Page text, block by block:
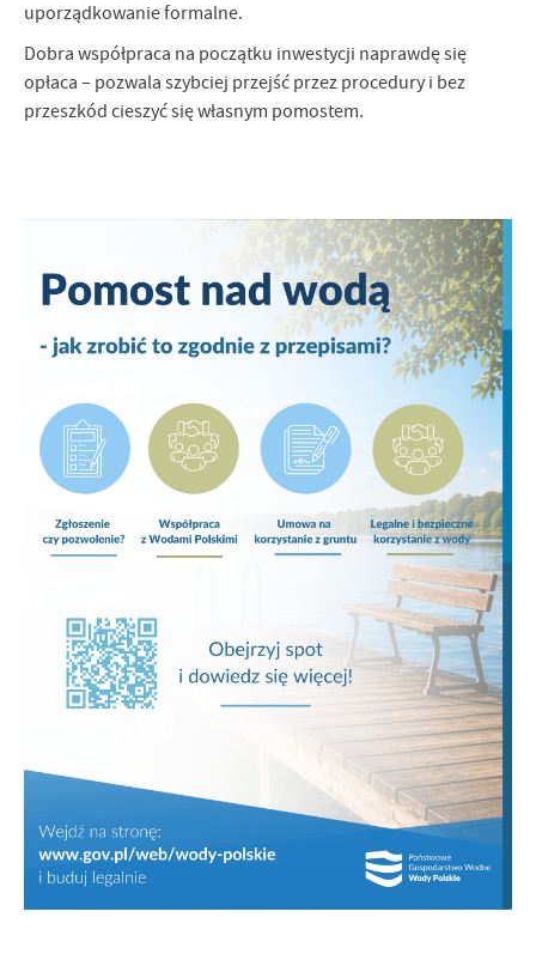
uporządkowanie formalne.
Dobra współpraca na początku inwestycji naprawdę się
opłaca – pozwala szybciej przejść przez procedury i bez
przeszkód cieszyć się własnym pomostem.